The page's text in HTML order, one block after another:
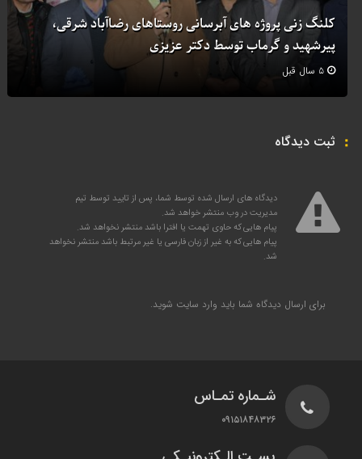
کلنگ زنی پروژه های آبرسانی روستاهای رضاآباد شرقی،
پیرشهید و گرماب توسط دکتر عزیزی
۵ سال قبل
ثبت دیدگاه
دیدگاه های ارسال شده توسط شما، پس از تایید توسط تیم
مدیریت در وب منتشر خواهد شد.
پیام هایی که حاوی تهمت یا افترا باشد منتشر نخواهد شد.
پیام هایی که به غیر از زبان فارسی یا غیر مرتبط باشد منتشر نخواهد
شد.
برای ارسال دیدگاه شما باید وارد سایت شوید.
شـماره تمـاس
۰۹۱۵۱۸۴۸۳۲۶